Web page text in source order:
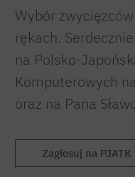
Wybór
rękach.
na Polsko-
Komputerowych
oraz na Pana
Zagłosuj na